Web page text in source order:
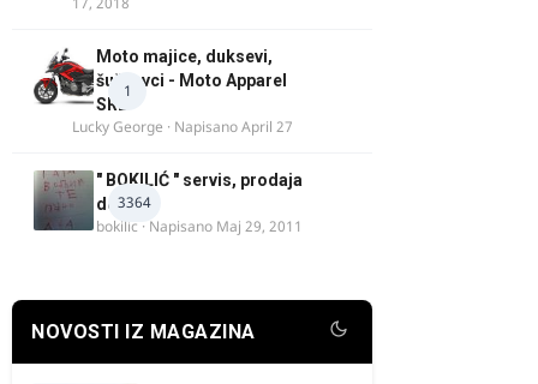
1
Moto majice, duksevi,
šuškavci - Moto Apparel
SRB
Lucky George · NapisanoApril 27
3364
" BOKILIĆ " servis, prodaja
delova
bokilic · Napisano Maj 29, 2011
NOVOSTI IZ MAGAZINA